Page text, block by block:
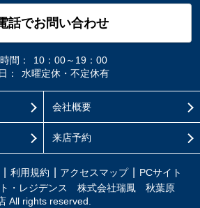
話でお問い合わせ
間：
10：00～19：00
：
水曜定休・不定休有
会社概要
来店予約
利用規約 アクセスマップ
PCサイト
・レジデンス 株式会社瑞鳳 秋葉原
All rights reserved.